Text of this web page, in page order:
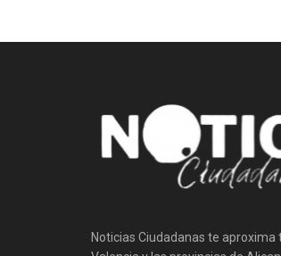
Noticias Ciudadanas te aproxima